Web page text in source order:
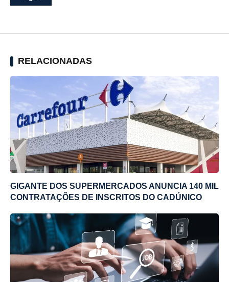
RELACIONADAS
GIGANTE DOS SUPERMERCADOS ANUNCIA 140 MIL
CONTRATAÇÕES DE INSCRITOS DO CADÚNICO